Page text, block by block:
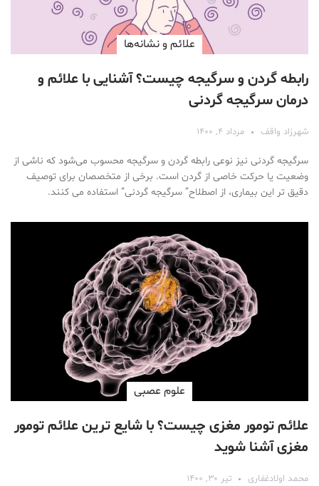
علائم و نشانه‌ها
رابطه گردن و سرگیجه چیست؟ آشنایی با علائم و
درمان سرگیجه گردنی
شهرزاد واقف مرداد ۴, ۱۴۰۰
سرگیجه گردنی نیز نوعی رابطه گردن و سرگیجه محسوب می‌شود که ناشی از
وضعیت یا حرکت خاصی از گردن است. برخی از متخصصان برای توصیف
دقیق تر این بیماری، از اصطلاح” سرگیجه گردنی” استفاده می کنند.
علوم عصبی
علائم تومور مغزی چیست؟ با شایع ترین علائم تومور
مغزی آشنا شوید
محمد اولادغفاری تیر ۳۰, ۱۴۰۰